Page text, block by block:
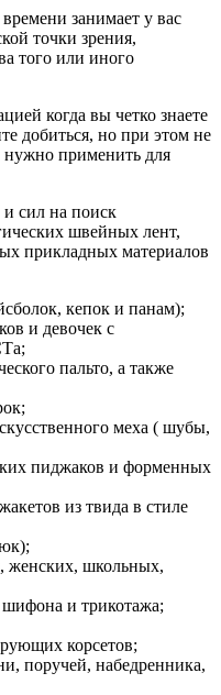
занимает у вас
точки зрения,
того или иного
когда вы четко знаете
добиться, но при этом не
нужно применить для
сил на поиск
швейных лент,
прикладных материалов
кепок и панам);
и девочек с
пальто, а также
меха ( шубы,
пиджаков и форменных
из твида в стиле
женских, школьных,
шифона и трикотажа;
корсетов;
поручей, набедренника,